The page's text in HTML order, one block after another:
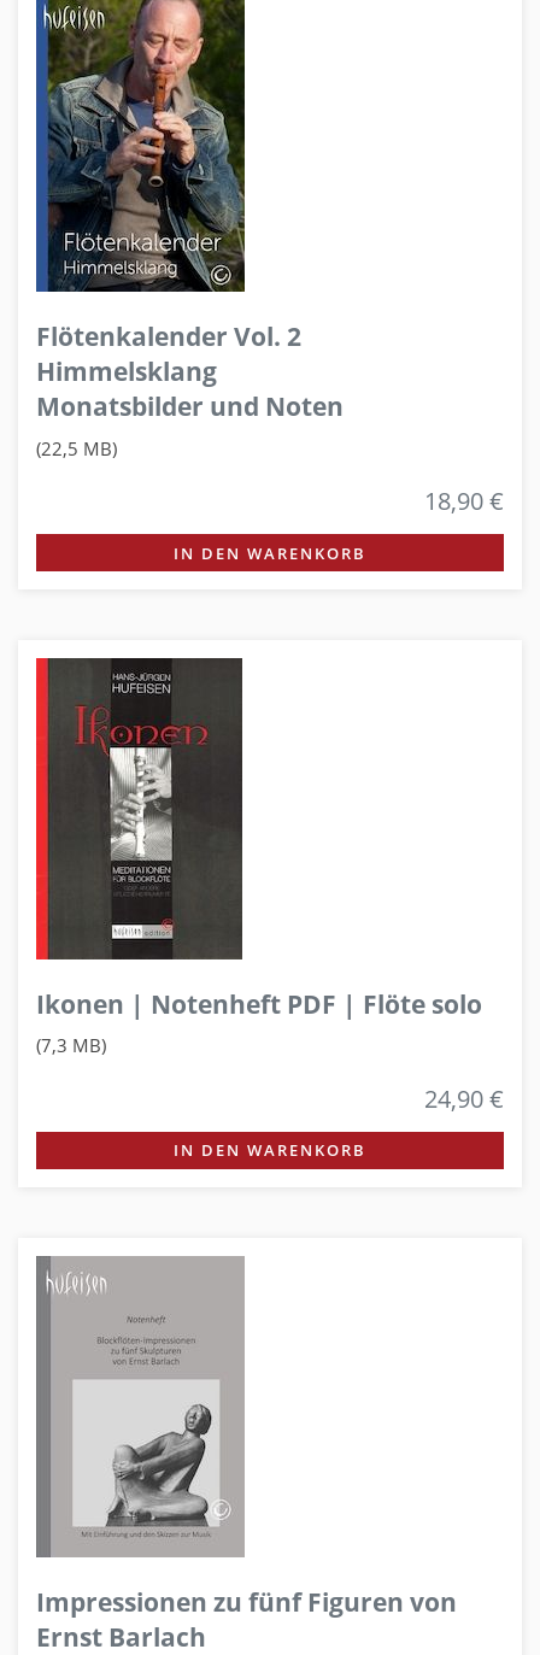
Flötenkalender Vol. 2
Himmelsklang
Monatsbilder und Noten
(22,5 MB)
18,90 €
IN DEN WARENKORB
Ikonen | Notenheft PDF | Flöte solo
(7,3 MB)
24,90 €
IN DEN WARENKORB
Impressionen zu fünf Figuren von
Ernst Barlach